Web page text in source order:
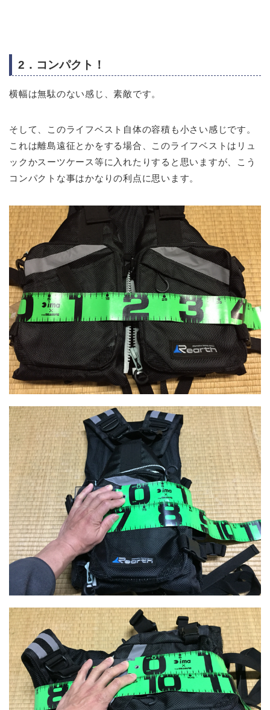
2．コンパクト！
横幅は無駄のない感じ、素敵です。
そして、このライフベスト自体の容積も小さい感じです。
これは離島遠征とかをする場合、このライフベストはリュ
ックかスーツケース等に入れたりすると思いますが、こう
コンパクトな事はかなりの利点に思います。